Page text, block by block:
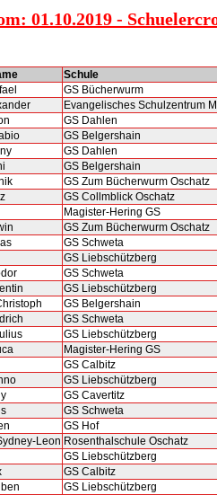
01.10.2019 -
Schule
GS Bücherwurm
Evangelisches Schulzentrum
GS Dahlen
GS Belgershain
GS Dahlen
GS Belgershain
GS Zum Bücherwurm Oschatz
GS Collmblick Oschatz
Magister-Hering GS
GS Zum Bücherwurm Oschatz
GS Schweta
GS Liebschützberg
GS Schweta
GS Liebschützberg
GS Belgershain
GS Schweta
GS Liebschützberg
Magister-Hering GS
GS Calbitz
GS Liebschützberg
GS Cavertitz
GS Schweta
GS Hof
Leon Rosenthalschule Oschatz
GS Liebschützberg
GS Calbitz
GS Liebschützberg